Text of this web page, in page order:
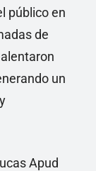
público en
de
un
Apud